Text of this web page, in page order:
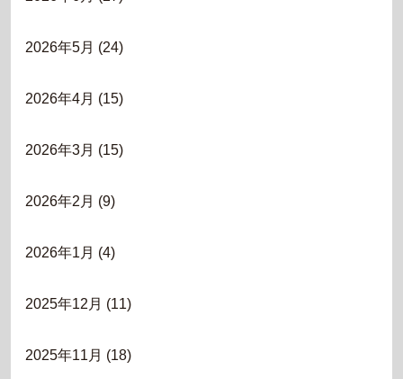
2026年5月 (24)
2026年4月 (15)
2026年3月 (15)
2026年2月 (9)
2026年1月 (4)
2025年12月 (11)
2025年11月 (18)